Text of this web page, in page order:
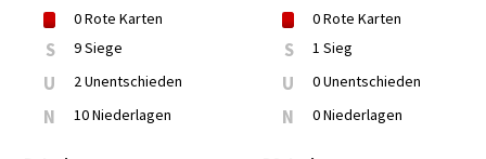
0Rote Karten
S 9 Siege
U 2 Unentschieden
N 10 Niederlagen
0Rote Karten
S 1 Sieg
U 0 Unentschieden
N 0 Niederlagen